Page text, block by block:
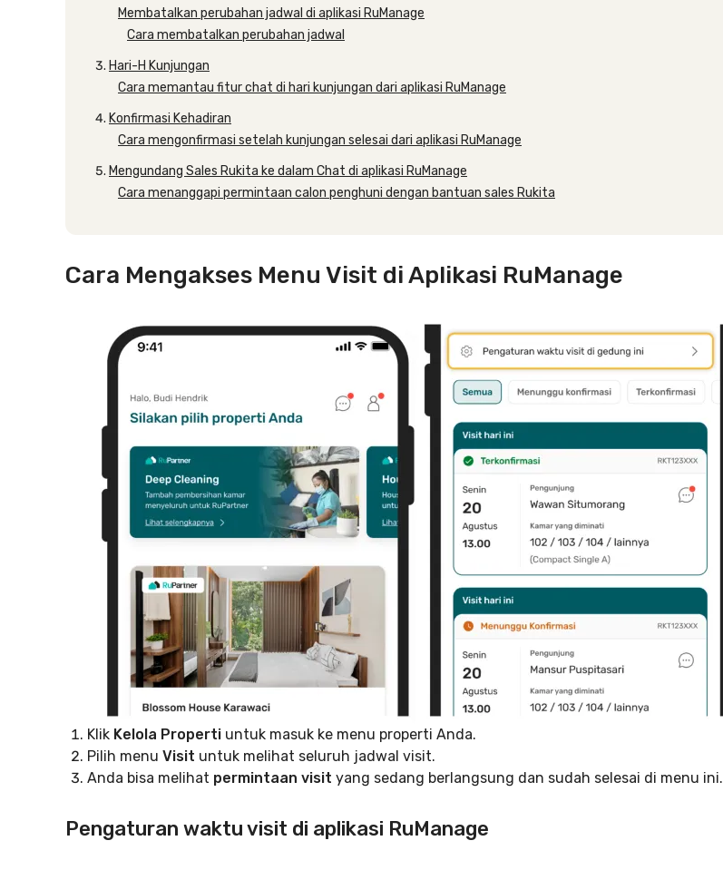
Membatalkan perubahan jadwal di aplikasi RuManage
Cara membatalkan perubahan jadwal
Hari-H Kunjungan
Cara memantau fitur chat di hari kunjungan dari aplikasi RuManage
Konfirmasi Kehadiran
Cara mengonfirmasi setelah kunjungan selesai dari aplikasi RuManage
Mengundang Sales Rukita ke dalam Chat di aplikasi RuManage
Cara menanggapi permintaan calon penghuni dengan bantuan sales Rukita
Cara Mengakses Menu Visit di Aplikasi RuManage
Klik Kelola Properti untuk masuk ke menu properti Anda.
Pilih menu Visit untuk melihat seluruh jadwal visit.
Anda bisa melihat permintaan visit yang sedang berlangsung dan sudah selesai di menu ini.
Pengaturan waktu visit di aplikasi RuManage